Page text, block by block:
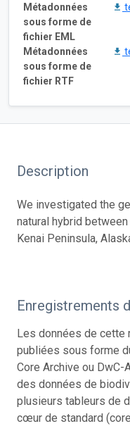
Métadonnées
sous forme de
fichier EML
Métadonnées
sous forme de
fichier RTF
Description
We investigated the
natural hybrid
Kenai Peninsula,
Enregistrements
Les données de cette
publiées sous forme
Core Archive ou DwC-
des données de
plusieurs tableurs de
cœur de standard